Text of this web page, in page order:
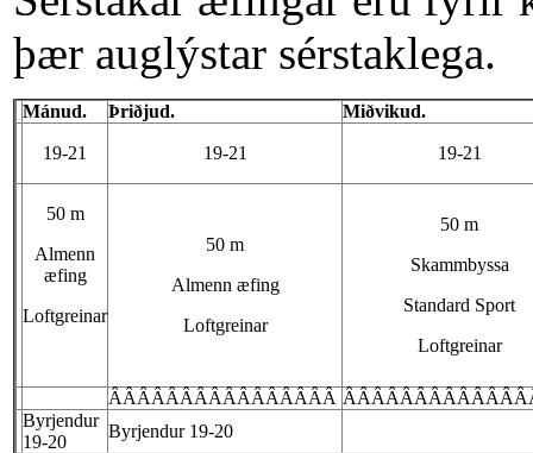
þær auglýstar sérstaklega.
Mánud. Þriðjud. Miðvikud.
19-21 19-21 19-21
50 m
Almenn
æfing
Loftgreinar
50 m
Almenn æfing
Loftgreinar
50 m
Skammbyssa
Standard Sport
Loftgreinar
ÂÂÂÂÂÂÂÂÂÂÂÂÂÂÂÂ
Byrjendur
19-20
Byrjendur 19-20